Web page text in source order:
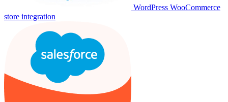
WordPress WooCommerce
store integration